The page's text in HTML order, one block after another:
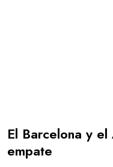
El Barcelona y
empate